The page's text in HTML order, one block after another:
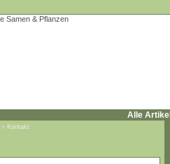
Alle Artikel
» Kontakt